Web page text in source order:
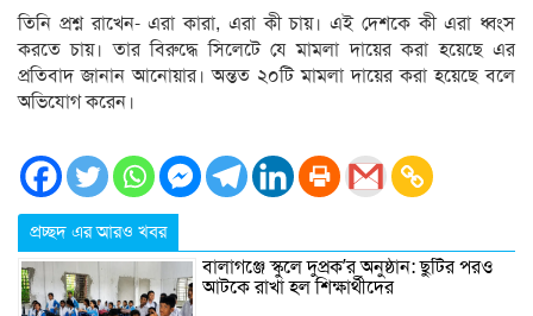
তিনি প্রশ্ন রাখেন- এরা কারা, এরা কী চায়। এই দেশকে কী এরা ধ্বংস
করতে চায়। তার বিরুদ্ধে সিলেটে যে মামলা দায়ের করা হয়েছে এর
প্রতিবাদ জানান আনোয়ার। অন্তত ২০টি মামলা দায়ের করা হয়েছে বলে
অভিযোগ করেন।
প্রচ্ছদ এর আরও খবর
বালাগঞ্জে স্কুলে দুপ্রক’র অনুষ্ঠান: ছুটির পরও
আটকে রাখা হল শিক্ষার্থীদের